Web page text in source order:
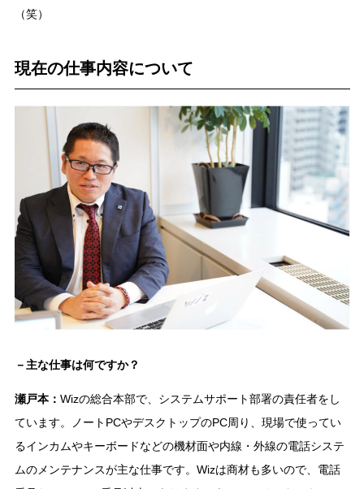
（笑）
現在の仕事内容について
－主な仕事は何ですか？
瀬戸本： Wizの総合本部で、システムサポート部署の責任者をし
ています。ノートPCやデスクトップのPC周り、現場で使ってい
るインカムやキーボードなどの機材面や内線・外線の電話システ
ムのメンテナンスが主な仕事です。Wizは商材も多いので、電話